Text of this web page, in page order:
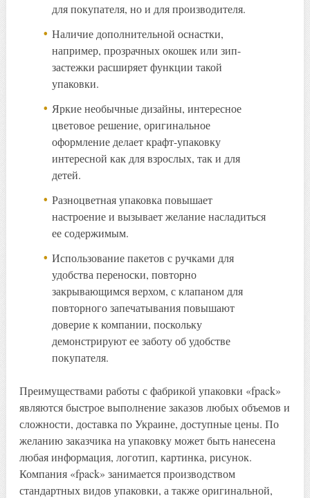
для покупателя, но и для производителя.
Наличие дополнительной оснастки,
например, прозрачных окошек или зип-
застежки расширяет функции такой
упаковки.
Яркие необычные дизайны, интересное
цветовое решение, оригинальное
оформление делает крафт-упаковку
интересной как для взрослых, так и для
детей.
Разноцветная упаковка повышает
настроение и вызывает желание насладиться
ее содержимым.
Использование пакетов с ручками для
удобства переноски, повторно
закрывающимся верхом, с клапаном для
повторного запечатывания повышают
доверие к компании, поскольку
демонстрируют ее заботу об удобстве
покупателя.
Преимуществами работы с фабрикой упаковки «fpack»
являются быстрое выполнение заказов любых объемов и
сложности, доставка по Украине, доступные цены. По
желанию заказчика на упаковку может быть нанесена
любая информация, логотип, картинка, рисунок.
Компания «fpack» занимается производством
стандартных видов упаковки, а также оригинальной,